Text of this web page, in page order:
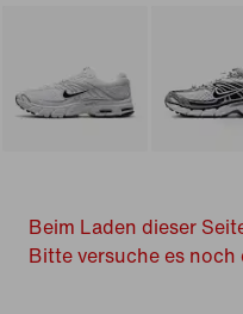
Beim Laden dieser
Bitte versuche es noch